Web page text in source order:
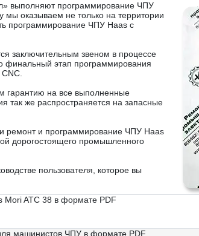
выполняют программирование ЧПУ
мы оказываем не только на территории
программирование ЧПУ Haas с
заключительным звеном в процессе
финальный этап программирования
гарантию на все выполненные
так же распространяется на запасные
ремонт и программирование ЧПУ Haas
дорогостоящего промышленного
пользователя, которое вы
Mori ATC 38 в формате PDF
машинистов ЧПУ в формате PDF